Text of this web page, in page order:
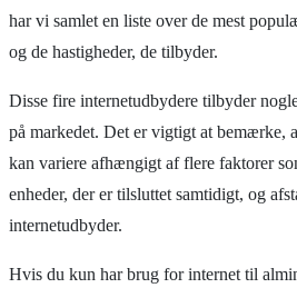
har vi samlet en liste over de mest
og de hastigheder, de tilbyder.
Disse fire internetudbydere tilbyder
på markedet. Det er vigtigt at bemærke,
kan variere afhængigt af flere faktorer
enheder, der er tilsluttet samtidigt, og
internetudbyder.
Hvis du kun har brug for internet til